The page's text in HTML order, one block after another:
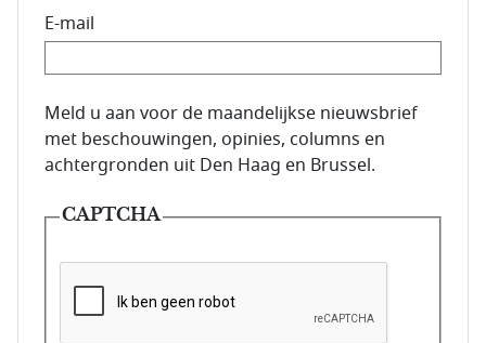
E-mail
E-mailadres van de abonnee.
Meld u aan voor de maandelijkse nieuwsbrief
met beschouwingen, opinies, columns en
achtergronden uit Den Haag en Brussel.
CAPTCHA